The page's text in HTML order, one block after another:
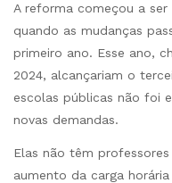
A reforma começou a
quando as mudanças
primeiro ano. Esse ano,
2024, alcançariam o
escolas públicas não foi
novas demandas.
Elas não têm
aumento da carga